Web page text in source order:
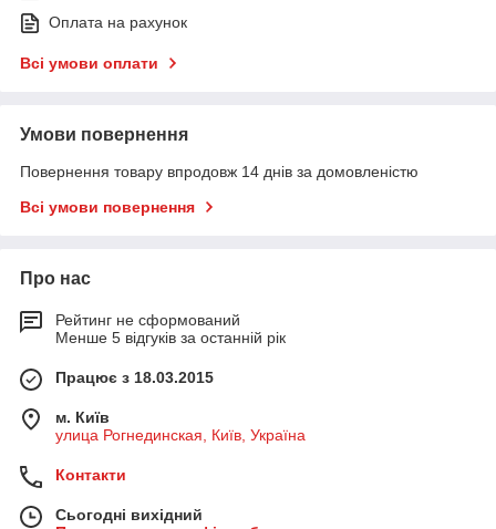
Оплата на рахунок
Всі умови оплати
Умови повернення
Повернення товару впродовж 14 днів за домовленістю
Всі умови повернення
Про нас
Рейтинг не сформований
Менше 5 відгуків за останній рік
Працює з 18.03.2015
м. Київ
улица Рогнединская, Київ, Україна
Контакти
Сьогодні вихідний